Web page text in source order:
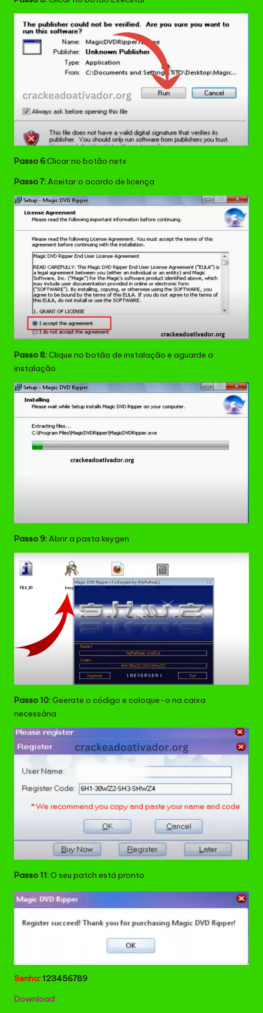
Passo 6:Clicar no botão netx
Passo 7:Aceitar o acordo de licença
Passo 8:Clique no botão de instalação e aguarde a
instalação
Passo 9:Abrir a pasta keygen
Passo 10:Geerate o código e coloque-o na caixa
necessária
Passo 11:O seu patch está pronto
Senha: 123456789
Download